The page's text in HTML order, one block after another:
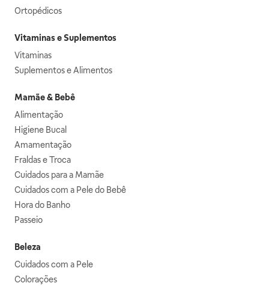
Ortopédicos
Vitaminas e Suplementos
Vitaminas
Suplementos e Alimentos
Mamãe & Bebê
Alimentação
Higiene Bucal
Amamentação
Fraldas e Troca
Cuidados para a Mamãe
Cuidados com a Pele do Bebê
Hora do Banho
Passeio
Beleza
Cuidados com a Pele
Colorações